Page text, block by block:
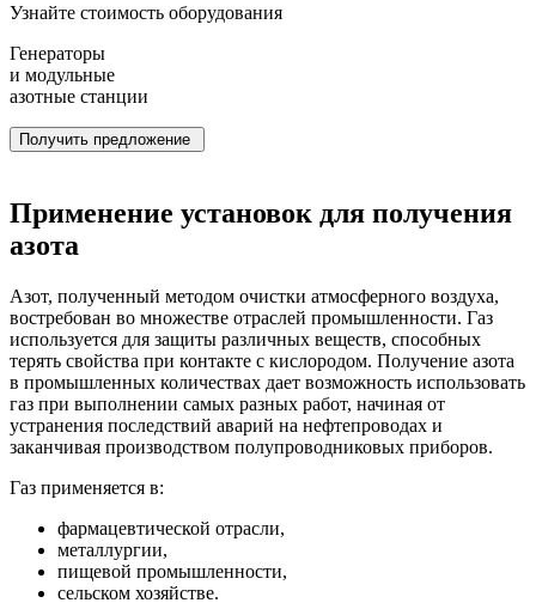
Узнайте стоимость оборудования
Генераторы
и модульные
азотные станции
Получить предложение
Применение установок для получения
азота
Азот, полученный методом очистки атмосферного воздуха,
востребован во множестве отраслей промышленности. Газ
используется для защиты различных веществ, способных
терять свойства при контакте с кислородом. Получение азота
в промышленных количествах дает возможность использовать
газ при выполнении самых разных работ, начиная от
устранения последствий аварий на нефтепроводах и
заканчивая производством полупроводниковых приборов.
Газ применяется в:
фармацевтической отрасли,
металлургии,
пищевой промышленности,
сельском хозяйстве.